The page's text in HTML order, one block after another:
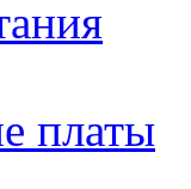
платы